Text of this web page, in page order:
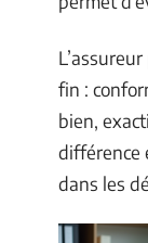
fin :
bien,
différence
dans les